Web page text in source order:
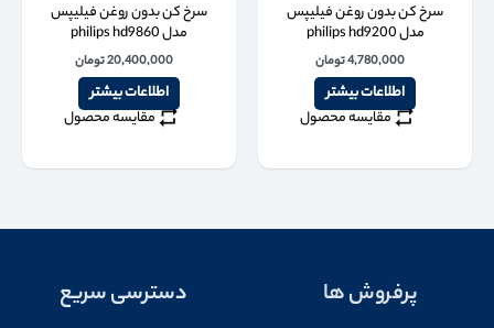
سرخ کن بدون روغن فیلیپس
مدل philips hd9200
4,780,000تومان
اطلاعات بیشتر
مقایسه محصول
سرخ کن بدون روغن فیلیپس
مدل philips hd9860
20,400,000تومان
اطلاعات بیشتر
مقایسه محصول
پرفروش ها دسترسی سریع